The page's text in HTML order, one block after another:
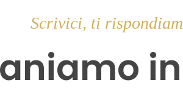
Scrivici, ti